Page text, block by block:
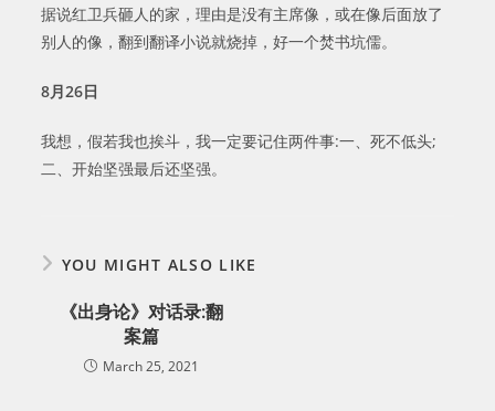
据说红卫兵砸人的家，理由是没有主席像，或在像后面放了
别人的像，翻到翻译小说就烧掉，好一个焚书坑儒。
8月26日
我想，假若我也挨斗，我一定要记住两件事:一、死不低头;
二、开始坚强最后还坚强。
YOU MIGHT ALSO LIKE
《出身论》对话录:翻
案篇
March 25, 2021